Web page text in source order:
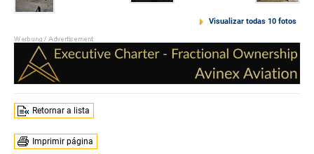
Visualizar todas 10 fotos
Retornar a lista
Imprimir página